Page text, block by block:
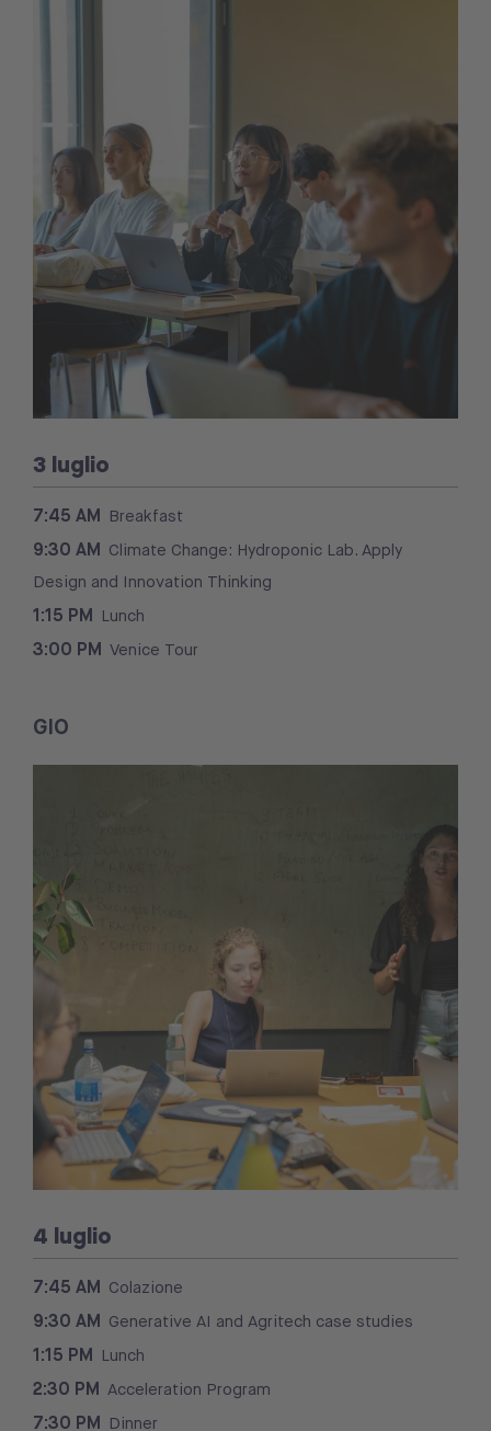
3 luglio
7:45 AM Breakfast
9:30 AM Climate Change: Hydroponic Lab. Apply
Design and Innovation Thinking
1:15 PM Lunch
3:00 PM Venice Tour
GIO
4 luglio
7:45 AM Colazione
9:30 AM Generative AI and Agritech case studies
1:15 PM Lunch
2:30 PM Acceleration Program
7:30 PM Dinner